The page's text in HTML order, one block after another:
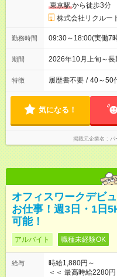
東京駅から徒歩3分
株式会社リクルー
勤務時間 09:30～18:00(実働
期間 2026年10月上旬～
特徴 履歴書不要 / 40～50
気になる！
掲載元企業名 パ
オフィスワークデビ
お仕事！週3日・1日
可能！
アルバイト 職種未経験OK
給与
時給1,880円～
＜＜ 最高時給2280